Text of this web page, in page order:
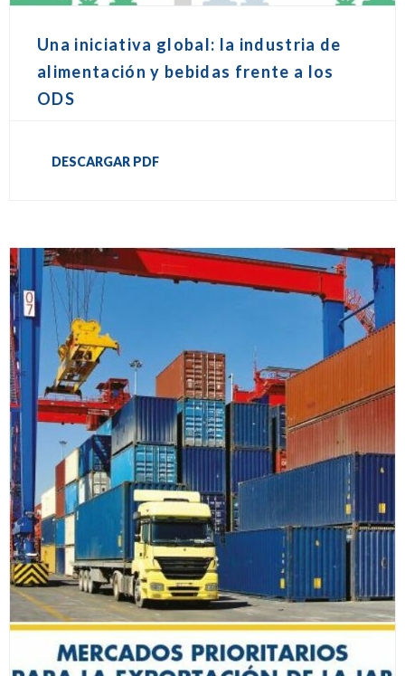
Una iniciativa global: la industria de
alimentación y bebidas frente a los
ODS
DESCARGAR PDF